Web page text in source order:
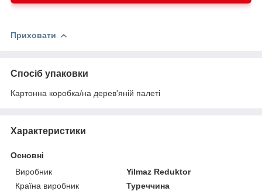
Приховати
Спосіб упаковки
Картонна коробка/на дерев'яній палеті
Характеристики
Основні
Виробник
Yilmaz Reduktor
Країна виробник
Туреччина